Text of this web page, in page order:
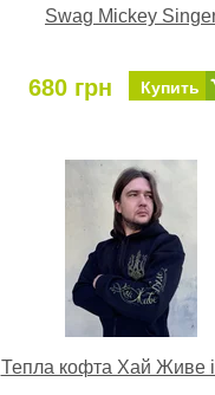
Swag Mickey
680 грн Купить
Тепла кофта Хай Живе